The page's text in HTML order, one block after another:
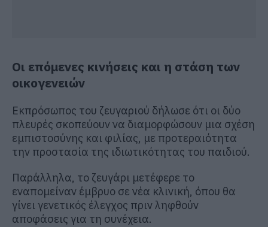
Οι επόμενες κινήσεις και η στάση των
οικογενειών
Εκπρόσωπος του ζευγαριού δήλωσε ότι οι δύο
πλευρές σκοπεύουν να διαμορφώσουν μια σχέση
εμπιστοσύνης και φιλίας, με προτεραιότητα
την προστασία της ιδιωτικότητας του παιδιού.
Παράλληλα, το ζευγάρι μετέφερε το
εναπομείναν έμβρυο σε νέα κλινική, όπου θα
γίνει γενετικός έλεγχος πριν ληφθούν
αποφάσεις για τη συνέχεια.